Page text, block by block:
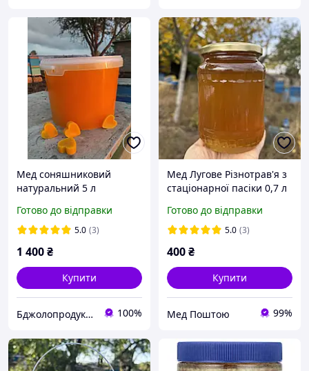
Мед соняшниковий
натуральний 5 л
Готово до відправки
5.0 (3)
1 400₴
Купити
Бджолопродукція 100%
Мед Лугове Різнотрав'я з
стаціонарної пасіки 0,7 л
Готово до відправки
5.0 (3)
400₴
Купити
Мед Поштою 99%